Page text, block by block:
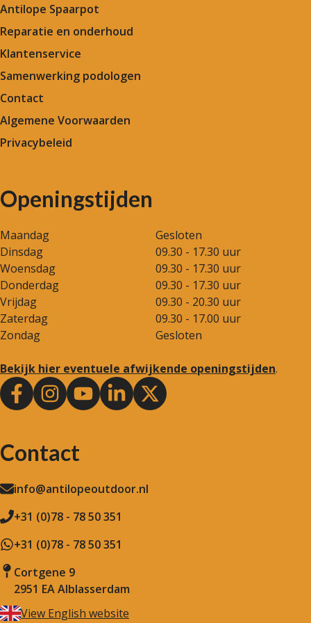
Antilope Spaarpot
Reparatie en onderhoud
Klantenservice
Samenwerking podologen
Contact
Algemene Voorwaarden
Privacybeleid
Openingstijden
Maandag
Gesloten
Dinsdag
09.30 - 17.30 uur
Woensdag
09.30 - 17.30 uur
Donderdag
09.30 - 17.30 uur
Vrijdag
09.30 - 20.30 uur
Zaterdag
09.30 - 17.00 uur
Zondag
Gesloten
Bekijk hier eventuele afwijkende openingstijden.
Contact
info@antilopeoutdoor.nl
+31 (0)78 - 78 50 351
+31 (0)78 - 78 50 351
Cortgene 9
2951 EA Alblasserdam
View English website